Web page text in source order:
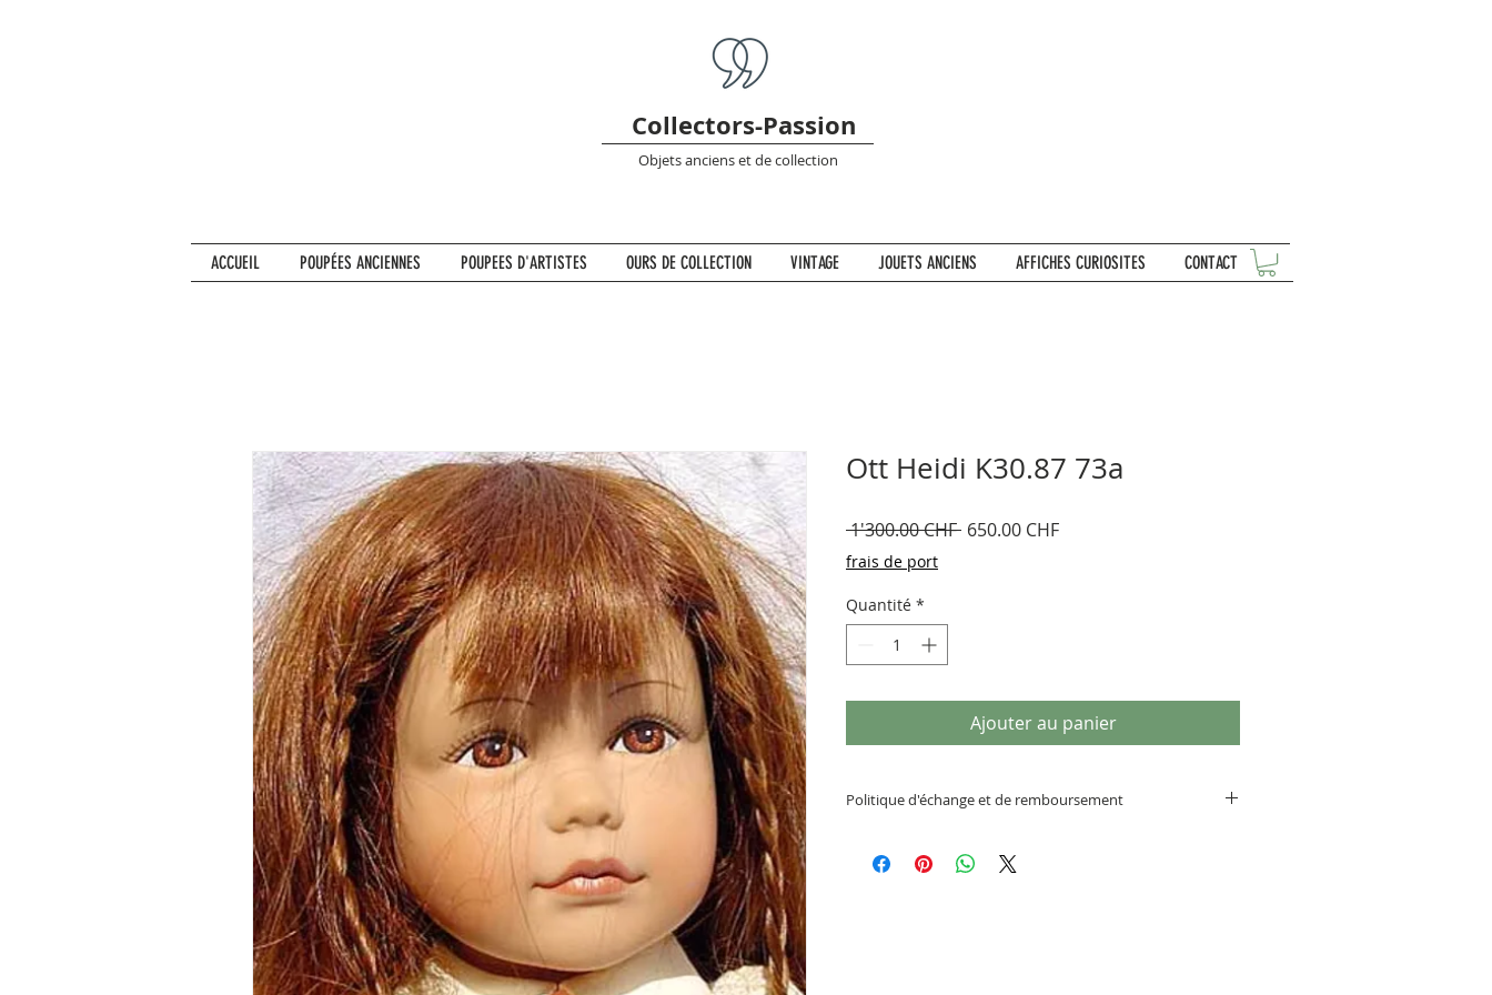
Collectors-Passion
Objets anciens et de collection
ACCUEIL POUPÉES ANCIENNES POUPEES D'ARTISTES OURS DE COLLECTION VINTAGE JOUETS ANCIENS AFFICHES CURIOSITES CONTACT
Ott Heidi K30.87 73a
1'300.00 CHF Prix
650.00 CHFPrix
frais de port
Quantité *
Ajouter au panier
Politique d'échange et de remboursement
des articles: pas d'échange, pas de retour ou de